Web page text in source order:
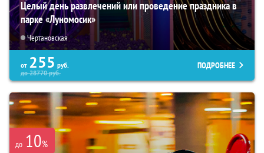
Целый день развлечений или проведение праздника в
парке «Луномосик»
Чертановская
от 255 руб.
до28770руб.
ПОДРОБНЕЕ
до 10%